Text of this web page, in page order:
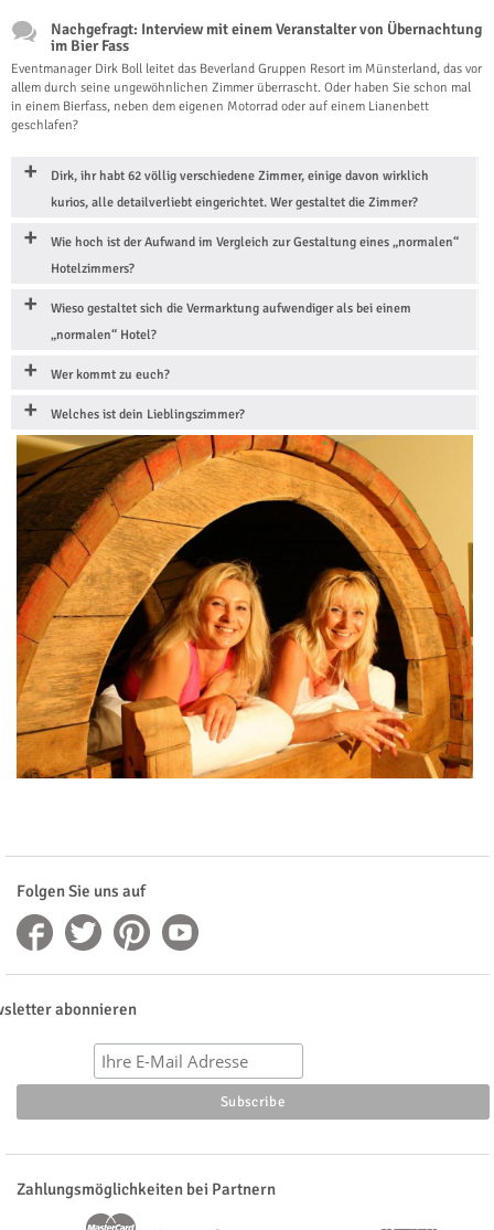
Nachgefragt: Interview mit einem Veranstalter von Übernachtung
im Bier Fass
Eventmanager Dirk Boll leitet das Beverland Gruppen Resort im Münsterland, das vor
allem durch seine ungewöhnlichen Zimmer überrascht. Oder haben Sie schon mal
in einem Bierfass, neben dem eigenen Motorrad oder auf einem Lianenbett
geschlafen?
Dirk, ihr habt 62 völlig verschiedene Zimmer, einige davon wirklich
kurios, alle detailverliebt eingerichtet. Wer gestaltet die Zimmer?
Wie hoch ist der Aufwand im Vergleich zur Gestaltung eines „normalen“
Hotelzimmers?
Wieso gestaltet sich die Vermarktung aufwendiger als bei einem
„normalen“ Hotel?
Wer kommt zu euch?
Welches ist dein Lieblingszimmer?
Folgen Sie uns auf
abonnieren
Zahlungsmöglichkeiten bei Partnern